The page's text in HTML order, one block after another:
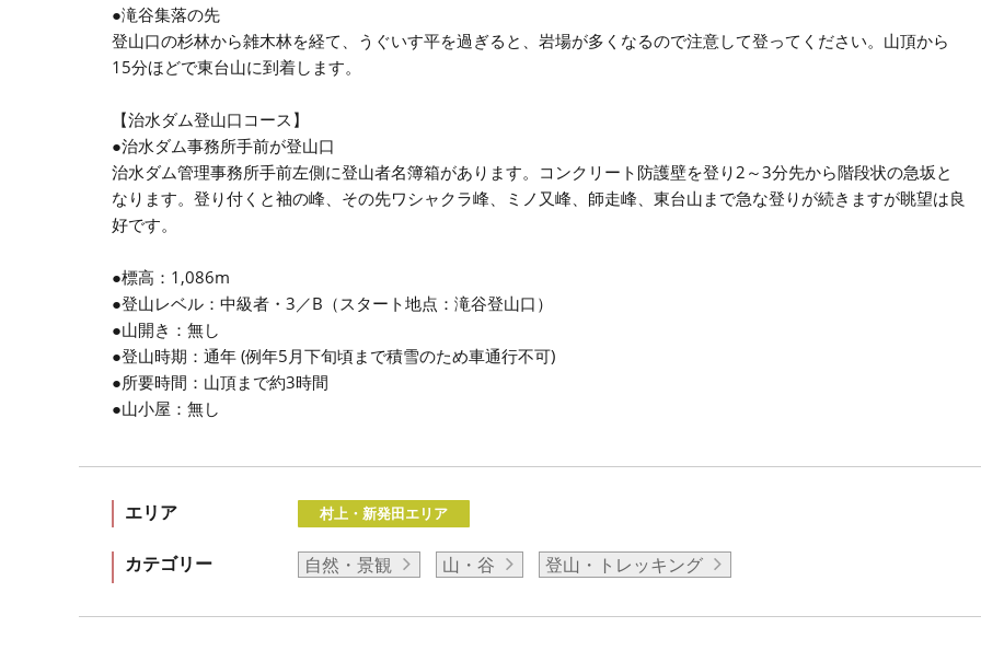
●滝谷集落の先
登山口の杉林から雑木林を経て、うぐいす平を過ぎると、岩場が多くなるので注意して登ってください。山頂から
15分ほどで東台山に到着します。
【治水ダム登山口コース】
●治水ダム事務所手前が登山口
治水ダム管理事務所手前左側に登山者名簿箱があります。コンクリート防護壁を登り2～3分先から階段状の急坂と
なります。登り付くと袖の峰、その先ワシャクラ峰、ミノ又峰、師走峰、東台山まで急な登りが続きますが眺望は良
好です。
●標高：1,086m
●登山レベル：中級者・3／B（スタート地点：滝谷登山口）
●山開き：無し
●登山時期：通年 (例年5月下旬頃まで積雪のため車通行不可)
●所要時間：山頂まで約3時間
●山小屋：無し
エリア 村上・新発田エリア
カテゴリー 自然・景観 山・谷 登山・トレッキング